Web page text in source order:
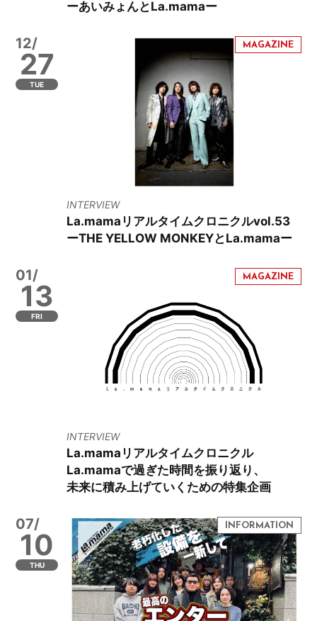
ーあいみょんとLa.mamaー
12/
27
TUE
INTERVIEW
La.mamaリアルタイムクロニクルvol.53
ーTHE YELLOW MONKEYとLa.mamaー
01/
13
FRI
INTERVIEW
La.mamaリアルタイムクロニクル
La.mamaで過ぎた時間を振り返り、
未来に積み上げていくための特集企画
07/
10
THU